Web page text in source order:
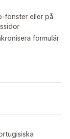
fönster eller på
formulär